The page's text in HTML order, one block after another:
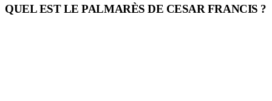
QUEL EST LE PALMARÈS DE CESAR FRANCIS ?